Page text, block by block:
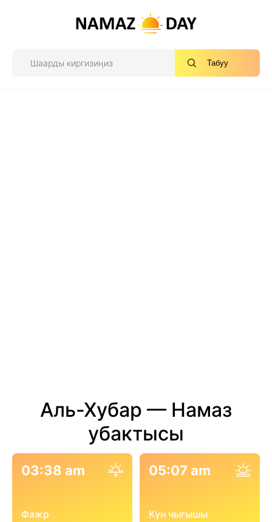
Табуу
Аль-Хубар — Намаз
убактысы
03:38 am
Фажр
05:07 am
Күн чыгышы